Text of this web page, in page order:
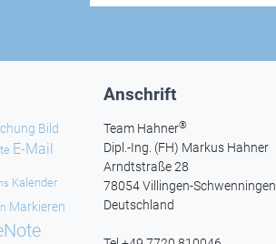
Bild
E-Mail
Kalender
Markieren
Anschrift
Team Hahner®
Dipl.-Ing. (FH) Markus Hahner
Arndtstraße 28
78054 Villingen-Schwenningen
Deutschland